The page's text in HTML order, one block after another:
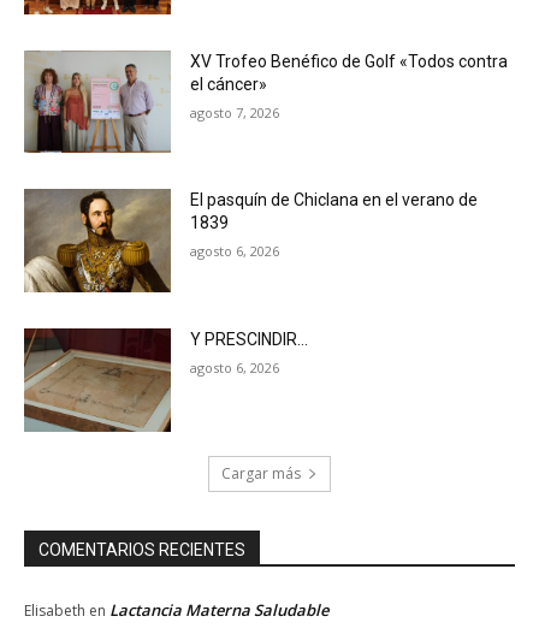
XV Trofeo Benéfico de Golf «Todos contra
el cáncer»
agosto 7, 2026
El pasquín de Chiclana en el verano de
1839
agosto 6, 2026
Y PRESCINDIR…
agosto 6, 2026
Cargar más
COMENTARIOS RECIENTES
Elisabeth en Lactancia Materna Saludable